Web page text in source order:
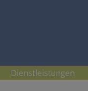
Dienstleistungen